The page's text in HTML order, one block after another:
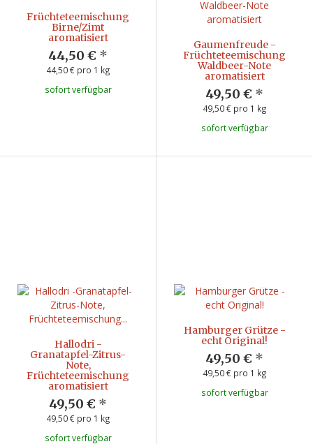
Früchteteemischung
Birne/Zimt
aromatisiert
44,50 € *
44,50 € pro 1 kg
sofort verfügbar
Gaumenfreude -
Früchteteemischung
Waldbeer-Note
aromatisiert
49,50 € *
49,50 € pro 1 kg
sofort verfügbar
Hallodri -
Granatapfel-Zitrus-
Note,
Früchteteemischung
aromatisiert
49,50 € *
49,50 € pro 1 kg
sofort verfügbar
Hamburger Grütze -
echt Original!
49,50 € *
49,50 € pro 1 kg
sofort verfügbar